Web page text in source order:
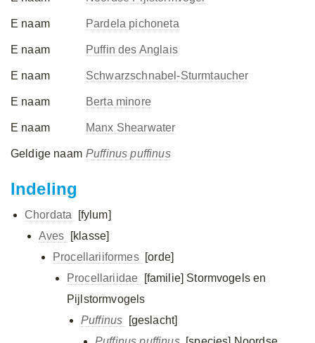
E naam Pardela pichoneta
E naam Puffin des Anglais
E naam Schwarzschnabel-Sturmtaucher
E naam Berta minore
E naam Manx Shearwater
Geldige naam Puffinus puffinus
Indeling
Chordata
[fylum]
Aves
[klasse]
Procellariiformes [orde]
Procellariidae
[familie] Stormvogels en
Pijlstormvogels
Puffinus
[geslacht]